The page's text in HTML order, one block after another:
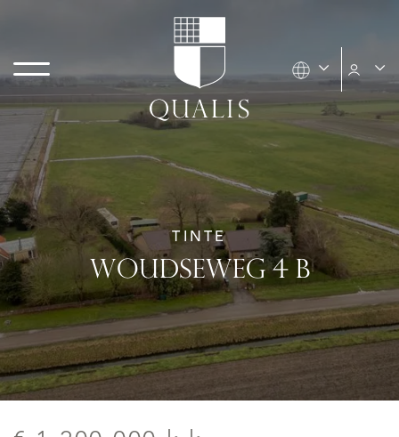
TINTE
WOUDSEWEG 4 B